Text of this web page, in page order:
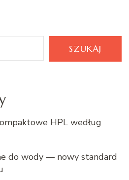
SZUKAJ
HPL według
do wody — nowy standard